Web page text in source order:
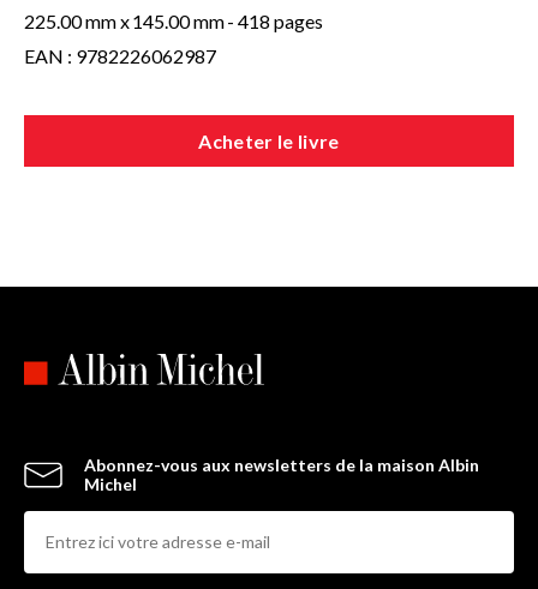
225.00 mm x145.00 mm- 418 pages
EAN : 9782226062987
Acheter le livre
Abonnez-vous aux newsletters de la maison Albin
Michel